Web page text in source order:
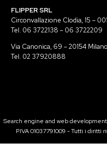
FLIPPER SRL
Circonvallazione Clodia, 15 –
Tel. 06 3722138 – 06 3722209
Via Canonica, 69 – 20154 Milano
Tel. 02 37920888
Search engine and web
P.IVA 01037791009 - Tutti i